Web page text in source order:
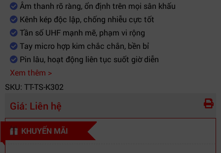
Âm thanh rõ ràng, ổn định trên mọi sân khấu
Kênh kép độc lập, chống nhiễu cực tốt
Tần số UHF mạnh mẽ, phạm vi rộng
Tay micro hợp kim chắc chắn, bền bỉ
Pin lâu, hoạt động liên tục suốt giờ diễn
Xem thêm >
SKU: TT-TS-K302
Giá: Liên hệ
KHUYẾN MÃI